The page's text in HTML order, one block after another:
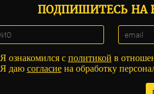
ПОДПИШИТЕСЬ НА
Я ознакомился с политикой в
Я даю согласиена обработку